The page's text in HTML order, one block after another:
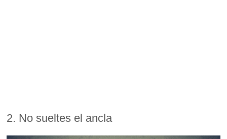
2. No sueltes el ancla